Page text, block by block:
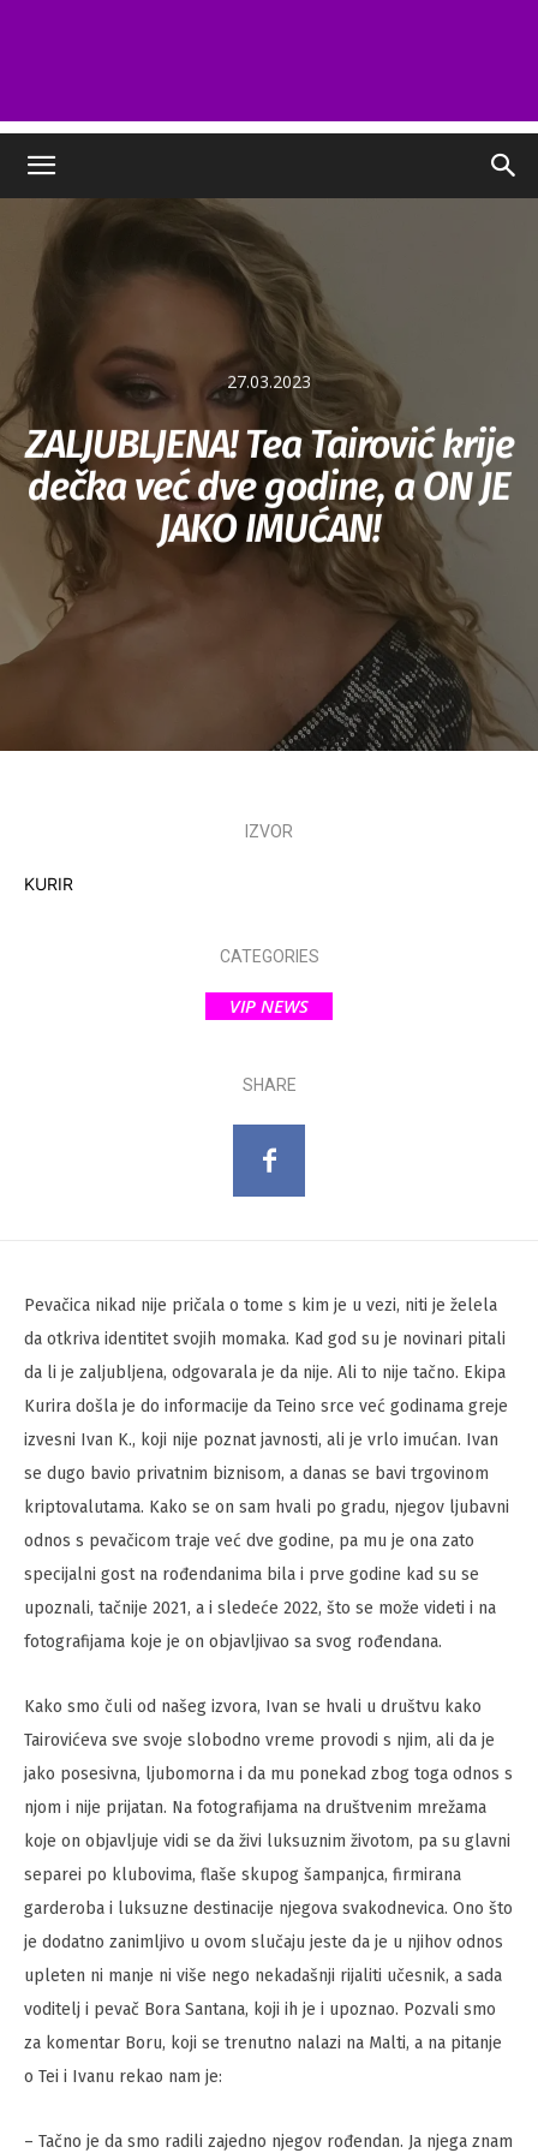
27.03.2023
ZALJUBLJENA! Tea Tairović krije
dečka već dve godine, a ON JE
JAKO IMUĆAN!
IZVOR
KURIR
CATEGORIES
VIP NEWS
SHARE
Pevačica nikad nije pričala o tome s kim je u vezi, niti je želela
da otkriva identitet svojih momaka. Kad god su je novinari pitali
da li je zaljubljena, odgovarala je da nije. Ali to nije tačno. Ekipa
Kurira došla je do informacije da Teino srce već godinama greje
izvesni Ivan K., koji nije poznat javnosti, ali je vrlo imućan. Ivan
se dugo bavio privatnim biznisom, a danas se bavi trgovinom
kriptovalutama. Kako se on sam hvali po gradu, njegov ljubavni
odnos s pevačicom traje već dve godine, pa mu je ona zato
specijalni gost na rođendanima bila i prve godine kad su se
upoznali, tačnije 2021, a i sledeće 2022, što se može videti i na
fotografijama koje je on objavljivao sa svog rođendana.
Kako smo čuli od našeg izvora, Ivan se hvali u društvu kako
Tairovićeva sve svoje slobodno vreme provodi s njim, ali da je
jako posesivna, ljubomorna i da mu ponekad zbog toga odnos s
njom i nije prijatan. Na fotografijama na društvenim mrežama
koje on objavljuje vidi se da živi luksuznim životom, pa su glavni
separei po klubovima, flaše skupog šampanjca, firmirana
garderoba i luksuzne destinacije njegova svakodnevica. Ono što
je dodatno zanimljivo u ovom slučaju jeste da je u njihov odnos
upleten ni manje ni više nego nekadašnji rijaliti učesnik, a sada
voditelj i pevač Bora Santana, koji ih je i upoznao. Pozvali smo
za komentar Boru, koji se trenutno nalazi na Malti, a na pitanje
o Tei i Ivanu rekao nam je:
– Tačno je da smo radili zajedno njegov rođendan. Ja njega znam